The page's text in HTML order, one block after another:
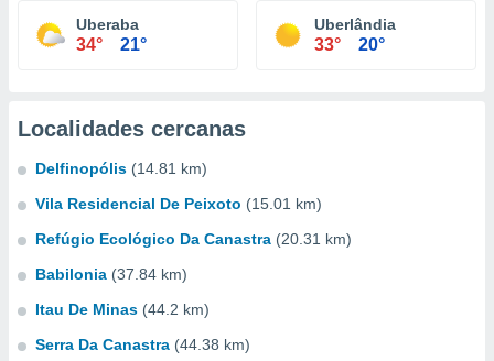
Uberaba
34° 21°
Uberlândia
33° 20°
Localidades cercanas
Delfinopólis (14.81 km)
Vila Residencial De Peixoto (15.01 km)
Refúgio Ecológico Da Canastra (20.31 km)
Babilonia (37.84 km)
Itau De Minas (44.2 km)
Serra Da Canastra (44.38 km)